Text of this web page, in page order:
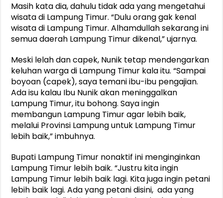
Masih kata dia, dahulu tidak ada yang mengetahui
wisata di Lampung Timur. “Dulu orang gak kenal
wisata di Lampung Timur. Alhamdullah sekarang ini
semua daerah Lampung Timur dikenal,” ujarnya.
Meski lelah dan capek, Nunik tetap mendengarkan
keluhan warga di Lampung Timur kala itu. “Sampai
boyoan (capek), saya temani ibu-ibu pengajian.
Ada isu kalau Ibu Nunik akan meninggalkan
Lampung Timur, itu bohong. Saya ingin
membangun Lampung Timur agar lebih baik,
melalui Provinsi Lampung untuk Lampung Timur
lebih baik,” imbuhnya.
Bupati Lampung Timur nonaktif ini menginginkan
Lampung Timur lebih baik. “Justru kita ingin
Lampung Timur lebih baik lagi. Kita juga ingin petani
lebih baik lagi. Ada yang petani disini, ada yang